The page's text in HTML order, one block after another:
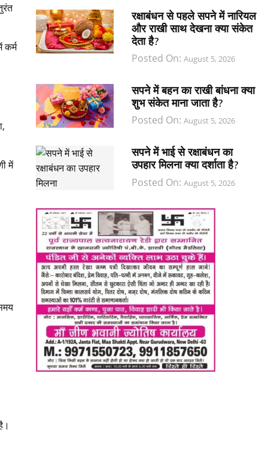
में
रक्षाबंधन से पहले सपने में नारियल
और राखी साथ देखना क्या संकेत
देता है?
Posted On:August 5, 2026
सपने में बहन का राखी बांधना क्या
शुभ संकेत माना जाता है?
Posted On:August 5, 2026
सपने में भाई से रक्षाबंधन का
उपहार मिलना क्या दर्शाता है?
Posted On:August 5, 2026